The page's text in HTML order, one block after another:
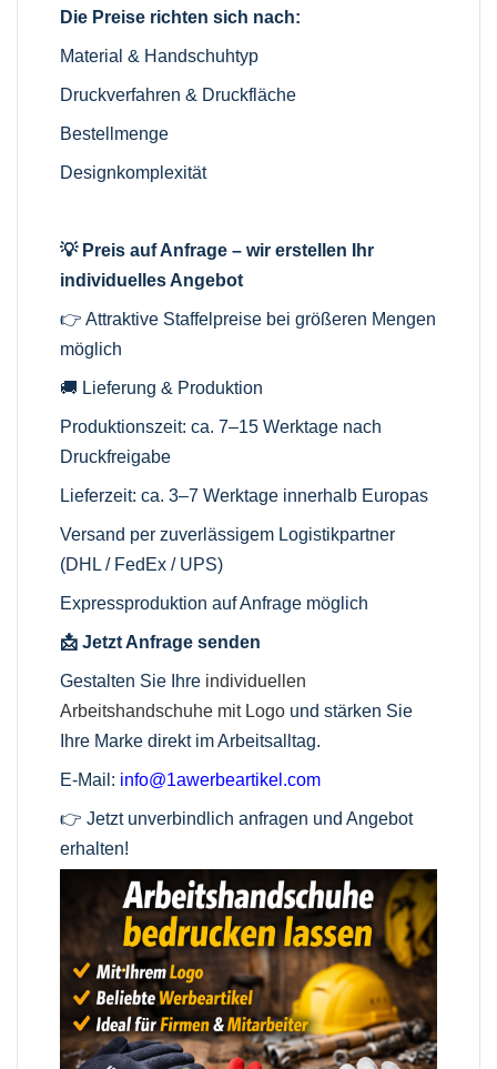
Die Preise richten sich nach:
Material & Handschuhtyp
Druckverfahren & Druckfläche
Bestellmenge
Designkomplexität
💡 Preis auf Anfrage – wir erstellen Ihr
individuelles Angebot
👉 Attraktive Staffelpreise bei größeren Mengen
möglich
🚚 Lieferung & Produktion
Produktionszeit: ca. 7–15 Werktage nach
Druckfreigabe
Lieferzeit: ca. 3–7 Werktage innerhalb Europas
Versand per zuverlässigem Logistikpartner
(DHL / FedEx / UPS)
Expressproduktion auf Anfrage möglich
📩 Jetzt Anfrage senden
Gestalten Sie Ihre individuellen
Arbeitshandschuhe mit Logo und stärken Sie
Ihre Marke direkt im Arbeitsalltag.
E-Mail: info@1awerbeartikel.com
👉 Jetzt unverbindlich anfragen und Angebot
erhalten!